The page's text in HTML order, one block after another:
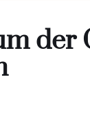
der